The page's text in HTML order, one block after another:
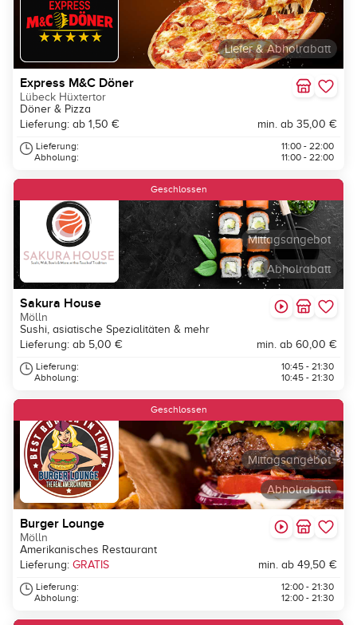
Liefer & Abholrabatt
Express M&C Döner
Lübeck Hüxtertor
Döner & Pizza
Lieferung: ab 1,50 €
min. ab 35,00 €
Lieferung:
Abholung:
11:00 - 22:00
11:00 - 22:00
Abholrabatt
Mittagsangebot
Geschlossen
Sakura House
Mölln
Sushi, asiatische Spezialitäten & mehr
Lieferung: ab 5,00 €
min. ab 60,00 €
Lieferung:
Abholung:
10:45 - 21:30
10:45 - 21:30
Abholrabatt
Mittagsangebot
Geschlossen
Burger Lounge
Mölln
Amerikanisches Restaurant
Lieferung: GRATIS min. ab 49,50 €
Lieferung:
Abholung:
12:00 - 21:30
12:00 - 21:30